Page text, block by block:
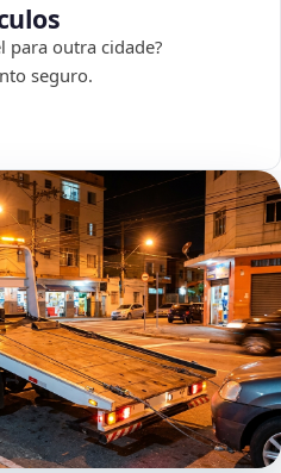
para outra cidade?
seguro.